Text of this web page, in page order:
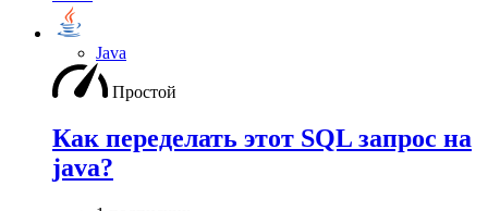
Java
Простой
Как переделать этот SQL запрос на
java?